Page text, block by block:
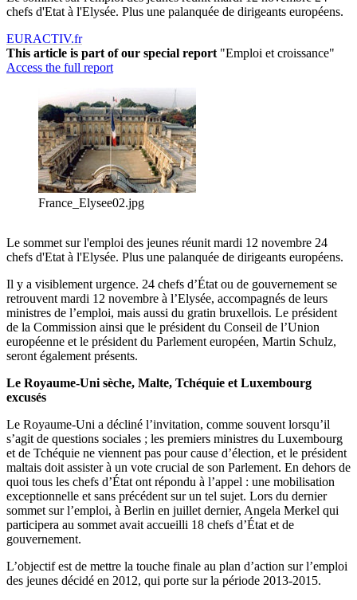
chefs d'Etat à l'Elysée. Plus une palanquée de dirigeants européens.
EURACTIV.fr
This article is part of our special report "Emploi et croissance"
Access the full report
France_Elysee02.jpg
Le sommet sur l'emploi des jeunes réunit mardi 12 novembre 24
chefs d'Etat à l'Elysée. Plus une palanquée de dirigeants européens.
Il y a visiblement urgence. 24 chefs d’État ou de gouvernement se
retrouvent mardi 12 novembre à l’Elysée, accompagnés de leurs
ministres de l’emploi, mais aussi du gratin bruxellois. Le président
de la Commission ainsi que le président du Conseil de l’Union
européenne et le président du Parlement européen, Martin Schulz,
seront également présents.
Le Royaume-Uni sèche, Malte, Tchéquie et Luxembourg
excusés
Le Royaume-Uni a décliné l’invitation, comme souvent lorsqu’il
s’agit de questions sociales ; les premiers ministres du Luxembourg
et de Tchéquie ne viennent pas pour cause d’élection, et le président
maltais doit assister à un vote crucial de son Parlement. En dehors de
quoi tous les chefs d’État ont répondu à l’appel : une mobilisation
exceptionnelle et sans précédent sur un tel sujet. Lors du dernier
sommet sur l’emploi, à Berlin en juillet dernier, Angela Merkel qui
participera au sommet avait accueilli 18 chefs d’État et de
gouvernement.
L’objectif est de mettre la touche finale au plan d’action sur l’emploi
des jeunes décidé en 2012, qui porte sur la période 2013-2015.